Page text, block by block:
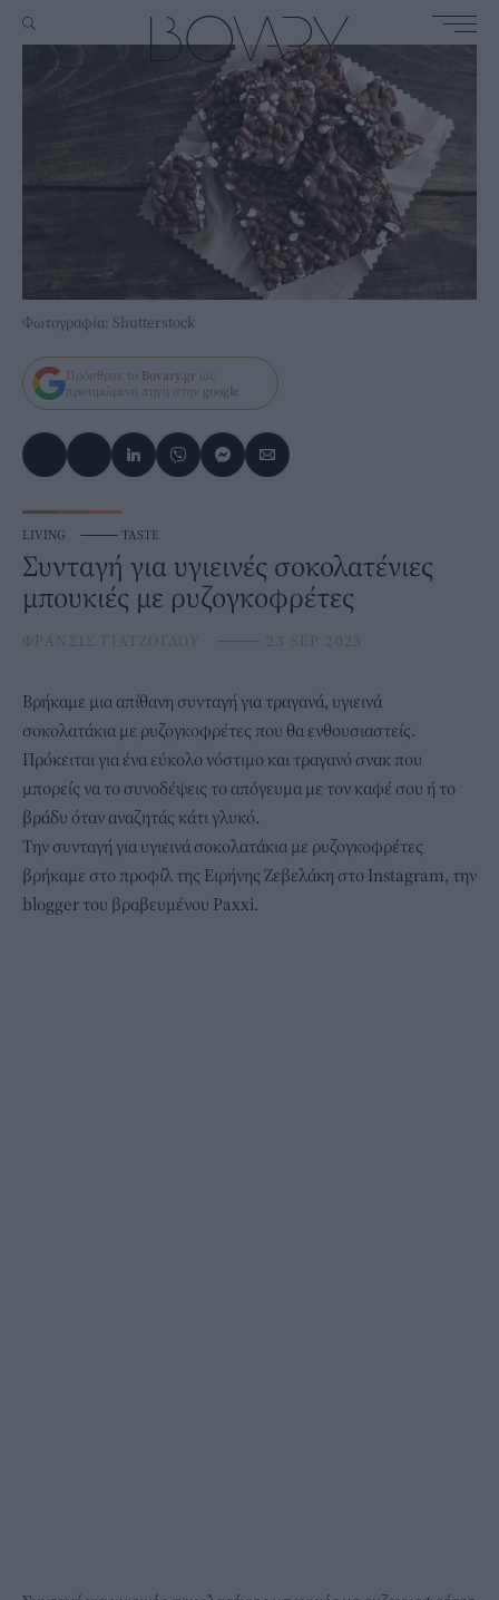
Φωτογραφία: Shutterstock
Πρόσθεσε το Bovary.gr ως
προτιμώμενη πηγή στην google
LIVING ⸻ TASTE
Συνταγή για υγιεινές σοκολατένιες
μπουκιές με ρυζογκοφρέτες
ΦΡΑΝΣΙΣ ΓΙΑΤΖΟΓΛΟΥ ⸻ 23 SEP 2023
Βρήκαμε μια απίθανη συνταγή για τραγανά, υγιεινά
σοκολατάκια με ρυζογκοφρέτες που θα ενθουσιαστείς.
Πρόκειται για ένα εύκολο νόστιμο και τραγανό σνακ που
μπορείς να το συνοδέψεις το απόγευμα με τον καφέ σου ή το
βράδυ όταν αναζητάς κάτι γλυκό.
Την συνταγή για υγιεινά σοκολατάκια με ρυζογκοφρέτες
βρήκαμε στο προφίλ της Ειρήνης Ζεβελάκη στο Instagram, την
blogger του βραβευμένου Paxxi.